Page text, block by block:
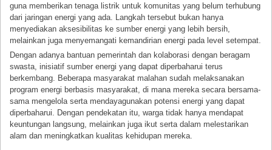
guna memberikan tenaga listrik untuk komunitas yang belum terhubung
dari jaringan energi yang ada. Langkah tersebut bukan hanya
menyediakan aksesibilitas ke sumber energi yang lebih bersih,
melainkan juga menyemangati kemandirian energi pada level setempat.
Dengan adanya bantuan pemerintah dan kolaborasi dengan beragam
swasta, inisiatif sumber energi yang dapat diperbaharui terus
berkembang. Beberapa masyarakat malahan sudah melaksanakan
program energi berbasis masyarakat, di mana mereka secara bersama-
sama mengelola serta mendayagunakan potensi energi yang dapat
diperbaharui. Dengan pendekatan itu, warga tidak hanya mendapat
keuntungan langsung, melainkan juga ikut serta dalam melestarikan
alam dan meningkatkan kualitas kehidupan mereka.